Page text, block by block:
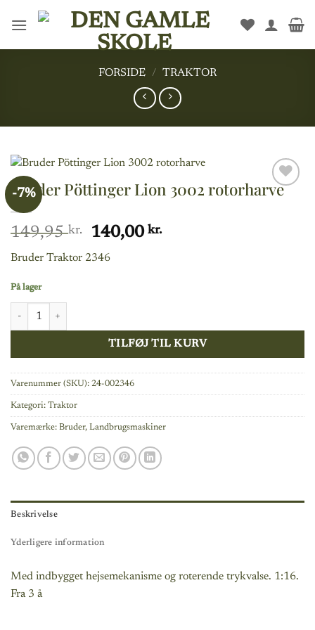
FORSIDE / TRAKTOR
-7%
Add to
Bruder Pöttinger Lion 3002 rotorharve
149,95kr.
Den
oprindelige
pris
140,00kr.Den
Bruder Traktor 2346
På lager
Bruder Pöttinger Lion 3002 rotorharve antal
TILFØJ TIL KURV
Varenummer (SKU): 24-002346
Kategori: Traktor
Varemærke: Bruder, Landbrugsmaskiner
Beskrivelse
Yderligere information
Med indbygget hejsemekanisme og roterende trykvalse. 1:16.
Fra 3 å